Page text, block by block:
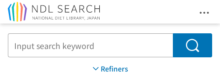
Search
Refiners